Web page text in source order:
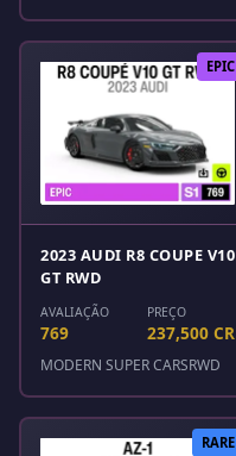
EPIC
2023 AUDI R8 COUPE V10
GT RWD
AVALIAÇÃO
769
PREÇO
237,500 CR
MODERN SUPER CARSRWD
RARE